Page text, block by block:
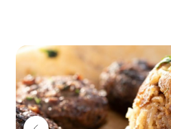
מכירים.
נעימה והאווירה מדברית וקסומה.
מסעדת הצ'אנס ממוקמת על כביש 1 בפתחו של ים המלח, מקום מושלם
ממנו.